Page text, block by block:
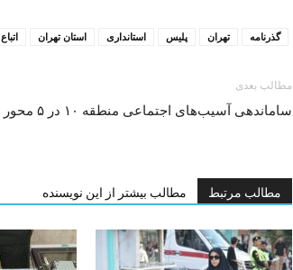
استان تهران استانداری پلیس تهران گذرنامه
مطالب بعدی
ساماندهی آسیب‌های اجتماعی منطقه ۱۰ در ۵ محور
مطالب مرتبط مطالب بیشتر از این نویسنده